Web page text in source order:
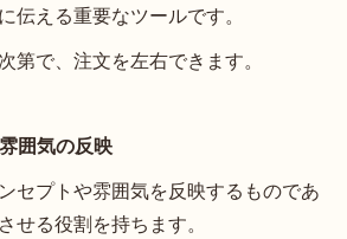
伝える重要なツールです。
第で、注文を左右できます。
囲気の反映
セプトや雰囲気を反映するものであ
せる役割を持ちます。